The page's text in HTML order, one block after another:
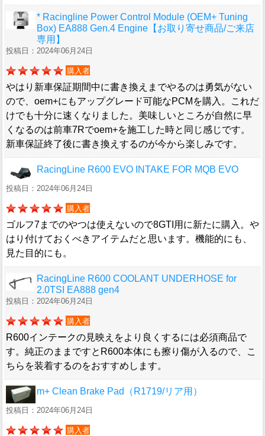
* Racingline Power Control Module (OEM+ Tuning
Box) EA888 Gen.4 Engine【お取り寄せ商品/ご来店
専用】
投稿日：2024年06月24日
購入者
やはり新車保証期間中に書き換えまでやるのは勇気がない
ので、oem+にもアップグレード可能なPCMを購入。これだ
けでも十分に速くなりました。美味しいところが自然に早
くなるのは前車7Rでoem+を施工した時と同じ感じです。
新車保証終了後に書き換えするのが今から楽しみです。
RacingLine R600 EVO INTAKE FOR MQB EVO
投稿日：2024年06月24日
購入者
ゴルフ7までのやつは使えないので8GTI用に新たに購入。や
はり付けておくべきアイテムだと思います。機能的にも、
見た目的にも。
RacingLine R600 COOLANT UNDERHOSE for
2.0TSI EA888 gen4
投稿日：2024年06月24日
購入者
R600インテークの見映えをより良くするには必須商品で
す。純正のままですとR600本体にも擦り傷が入るので、こ
ちらを装着するのをおすすめします。
m+ Clean Brake Pad（R1719/リア用）
投稿日：2024年06月24日
購入者